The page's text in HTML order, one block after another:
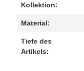
Kollektion:
Material:
Tiefe des
Artikels: